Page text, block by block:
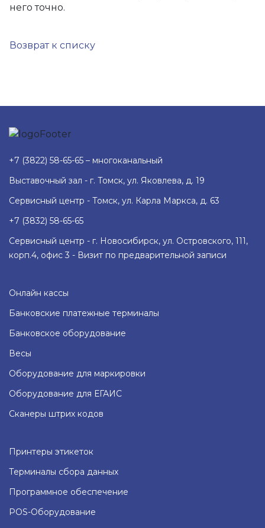
него точно.
Возврат к списку
+7 (3822) 58-65-65 – многоканальный
Выставочный зал - г. Томск, ул. Яковлева, д. 19
Сервисный центр - Томск, ул. Карла Маркса, д. 63
+7 (3832) 58-65-65
Сервисный центр - г. Новосибирск, ул. Островского, 111,
корп.4, офис 3 - Визит по предварительной записи
Онлайн кассы
Банковские платежные терминалы
Банковское оборудование
Весы
Оборудование для маркировки
Оборудование для ЕГАИС
Сканеры штрих кодов
Принтеры этикеток
Терминалы сбора данных
Программное обеспечение
POS-Оборудование